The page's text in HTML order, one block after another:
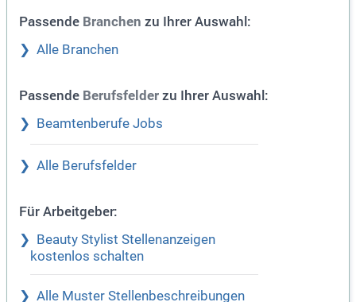
Passende Branchen zu Ihrer Auswahl:
Alle Branchen
Passende Berufsfelder zu Ihrer Auswahl:
Beamtenberufe Jobs
Alle Berufsfelder
Für Arbeitgeber:
Beauty Stylist Stellenanzeigen
kostenlos schalten
Alle Muster Stellenbeschreibungen